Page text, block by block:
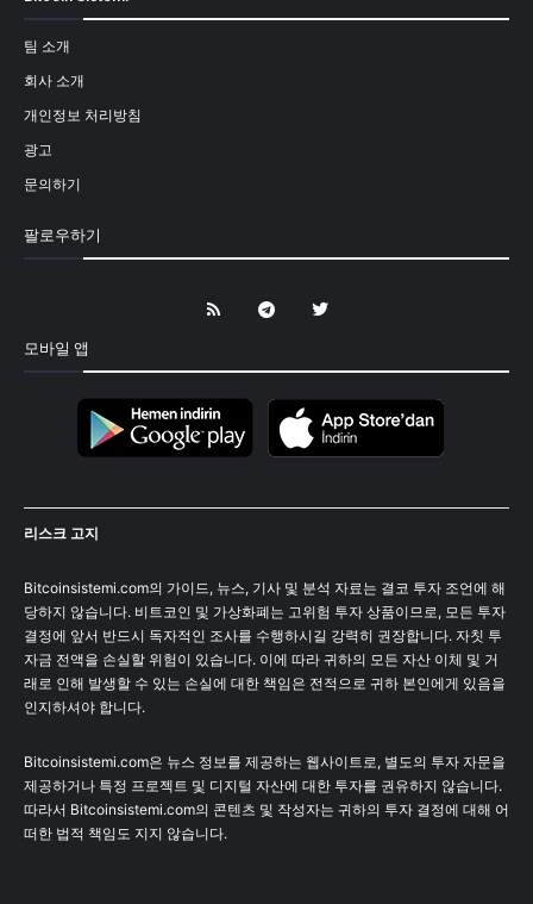
팀 소개
회사 소개
개인정보 처리방침
광고
문의하기
팔로우하기
모바일 앱
리스크 고지
Bitcoinsistemi.com의 가이드, 뉴스, 기사 및 분석 자료는 결코 투자 조언에 해
당하지 않습니다. 비트코인 및 가상화폐는 고위험 투자 상품이므로, 모든 투자
결정에 앞서 반드시 독자적인 조사를 수행하시길 강력히 권장합니다. 자칫 투
자금 전액을 손실할 위험이 있습니다. 이에 따라 귀하의 모든 자산 이체 및 거
래로 인해 발생할 수 있는 손실에 대한 책임은 전적으로 귀하 본인에게 있음을
인지하셔야 합니다.
Bitcoinsistemi.com은 뉴스 정보를 제공하는 웹사이트로, 별도의 투자 자문을
제공하거나 특정 프로젝트 및 디지털 자산에 대한 투자를 권유하지 않습니다.
따라서 Bitcoinsistemi.com의 콘텐츠 및 작성자는 귀하의 투자 결정에 대해 어
떠한 법적 책임도 지지 않습니다.